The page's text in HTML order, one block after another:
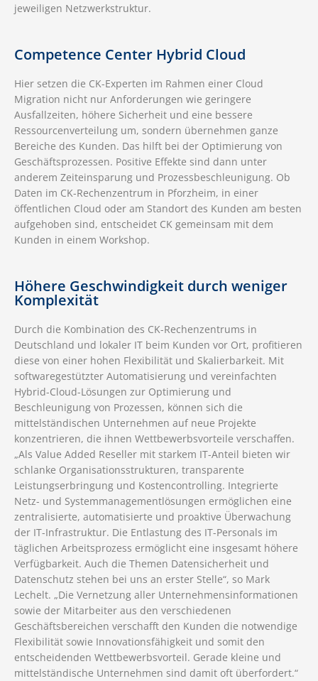
jeweiligen Netzwerkstruktur.
Competence Center Hybrid Cloud
Hier setzen die CK-Experten im Rahmen einer Cloud
Migration nicht nur Anforderungen wie geringere
Ausfallzeiten, höhere Sicherheit und eine bessere
Ressourcenverteilung um, sondern übernehmen ganze
Bereiche des Kunden. Das hilft bei der Optimierung von
Geschäftsprozessen. Positive Effekte sind dann unter
anderem Zeiteinsparung und Prozessbeschleunigung. Ob
Daten im CK-Rechenzentrum in Pforzheim, in einer
öffentlichen Cloud oder am Standort des Kunden am besten
aufgehoben sind, entscheidet CK gemeinsam mit dem
Kunden in einem Workshop.
Höhere Geschwindigkeit durch weniger
Komplexität
Durch die Kombination des CK-Rechenzentrums in
Deutschland und lokaler IT beim Kunden vor Ort, profitieren
diese von einer hohen Flexibilität und Skalierbarkeit. Mit
softwaregestützter Automatisierung und vereinfachten
Hybrid-Cloud-Lösungen zur Optimierung und
Beschleunigung von Prozessen, können sich die
mittelständischen Unternehmen auf neue Projekte
konzentrieren, die ihnen Wettbewerbsvorteile verschaffen.
„Als Value Added Reseller mit starkem IT-Anteil bieten wir
schlanke Organisationsstrukturen, transparente
Leistungserbringung und Kostencontrolling. Integrierte
Netz- und Systemmanagementlösungen ermöglichen eine
zentralisierte, automatisierte und proaktive Überwachung
der IT-Infrastruktur. Die Entlastung des IT-Personals im
täglichen Arbeitsprozess ermöglicht eine insgesamt höhere
Verfügbarkeit. Auch die Themen Datensicherheit und
Datenschutz stehen bei uns an erster Stelle“, so Mark
Lechelt. „Die Vernetzung aller Unternehmensinformationen
sowie der Mitarbeiter aus den verschiedenen
Geschäftsbereichen verschafft den Kunden die notwendige
Flexibilität sowie Innovationsfähigkeit und somit den
entscheidenden Wettbewerbsvorteil. Gerade kleine und
mittelständische Unternehmen sind damit oft überfordert.“